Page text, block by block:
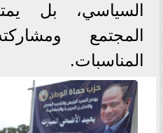
السياسي، بل
المجتمع
المناسبات.